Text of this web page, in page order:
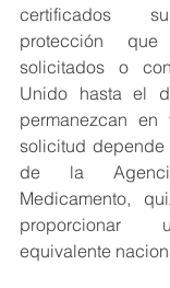
certificados
protección
solicitados o
Unido hasta el
permanezcan
solicitud depende
de la
Medicamento,
proporcionar
equivalente